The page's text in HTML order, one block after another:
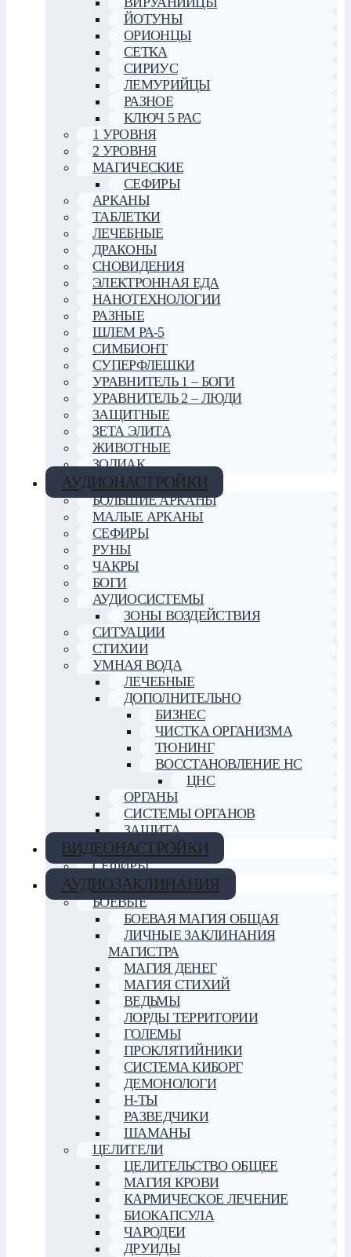
ЙОТУНЫ
ОРИОНЦЫ
СЕТКА
СИРИУС
ЛЕМУРИЙЦЫ
РАЗНОЕ
КЛЮЧ 5 РАС
1 УРОВНЯ
2 УРОВНЯ
МАГИЧЕСКИЕ
СЕФИРЫ
АРКАНЫ
ТАБЛЕТКИ
ЛЕЧЕБНЫЕ
ДРАКОНЫ
СНОВИДЕНИЯ
ЭЛЕКТРОННАЯ ЕДА
НАНОТЕХНОЛОГИИ
РАЗНЫЕ
ШЛЕМ РА-5
СИМБИОНТ
СУПЕРФЛЕШКИ
УРАВНИТЕЛЬ 1 – БОГИ
УРАВНИТЕЛЬ 2 – ЛЮДИ
ЗАЩИТНЫЕ
ЗЕТА ЭЛИТА
ЖИВОТНЫЕ
ЗОДИАК
АУДИОНАСТРОЙКИ
БОЛЬШИЕ АРКАНЫ
МАЛЫЕ АРКАНЫ
СЕФИРЫ
РУНЫ
ЧАКРЫ
БОГИ
АУДИОСИСТЕМЫ
ЗОНЫ ВОЗДЕЙСТВИЯ
СИТУАЦИИ
СТИХИИ
УМНАЯ ВОДА
ЛЕЧЕБНЫЕ
ДОПОЛНИТЕЛЬНО
БИЗНЕС
ЧИСТКА ОРГАНИЗМА
ТЮНИНГ
ВОССТАНОВЛЕНИЕ НС
ЦНС
ОРГАНЫ
СИСТЕМЫ ОРГАНОВ
ЗАЩИТА
ВИДЕОНАСТРОЙКИ
СЕФИРЫ
АУДИОЗАКЛИНАНИЯ
БОЕВЫЕ
БОЕВАЯ МАГИЯ ОБЩАЯ
ЛИЧНЫЕ ЗАКЛИНАНИЯ
МАГИСТРА
МАГИЯ ДЕНЕГ
МАГИЯ СТИХИЙ
ВЕДЬМЫ
ЛОРДЫ ТЕРРИТОРИИ
ГОЛЕМЫ
ПРОКЛЯТИЙНИКИ
СИСТЕМА КИБОРГ
ДЕМОНОЛОГИ
Н-ТЫ
РАЗВЕДЧИКИ
ШАМАНЫ
ЦЕЛИТЕЛИ
ЦЕЛИТЕЛЬСТВО ОБЩЕЕ
МАГИЯ КРОВИ
КАРМИЧЕСКОЕ ЛЕЧЕНИЕ
БИОКАПСУЛА
ЧАРОДЕИ
ДРУИДЫ